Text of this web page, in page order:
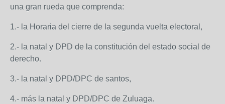
una gran rueda que comprenda:
1.- la Horaria del cierre de la segunda vuelta electoral,
2.- la natal y DPD de la constitución del estado social de
derecho.
3.- la natal y DPD/DPC de santos,
4.- más la natal y DPD/DPC de Zuluaga.